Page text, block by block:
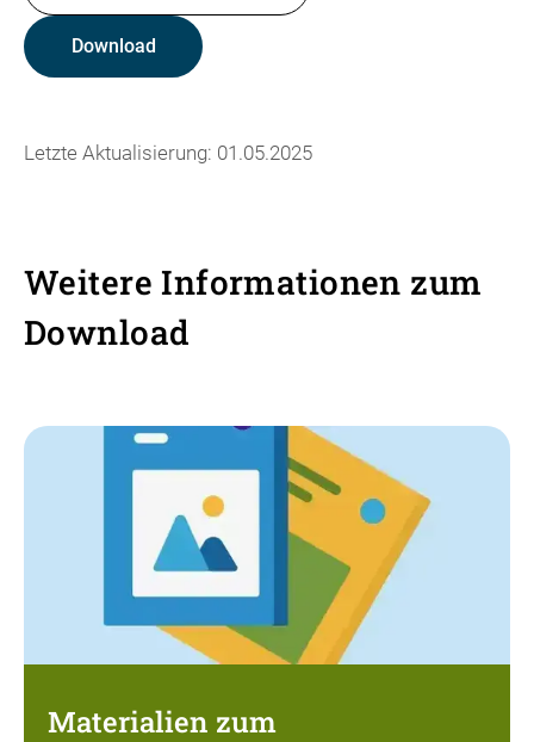
Download
Letzte Aktualisierung: 01.05.2025
Weitere Informationen zum
Download
Materialien zum